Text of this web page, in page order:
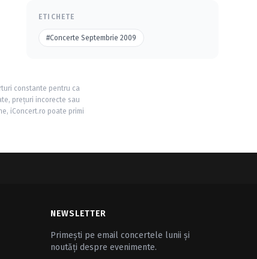
ETICHETE
#Concerte Septembrie 2009
constante pentru ca
prețuri incorecte sau
iConcert.ro poate primi
NEWSLETTER
Primești pe email concertele lunii și
noutăți despre evenimente.